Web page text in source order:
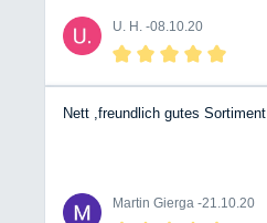
U. H. -08.10.20
Nett ,freundlich gutes Sortiment
Martin Gierga -21.10.20